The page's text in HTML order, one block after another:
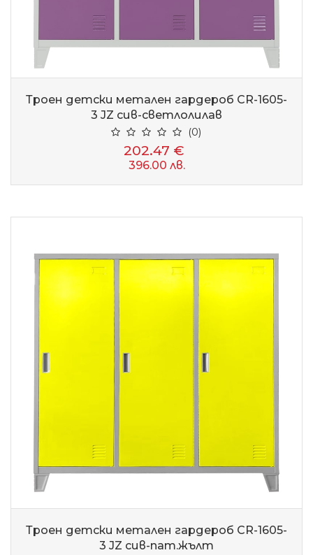
Троен детски метален гардероб CR-1605-
3 JZ сив-светлолилав
(0)
202.47 €
396.00 лв.
Троен детски метален гардероб CR-1605-
3 JZ сив-пат.жълт